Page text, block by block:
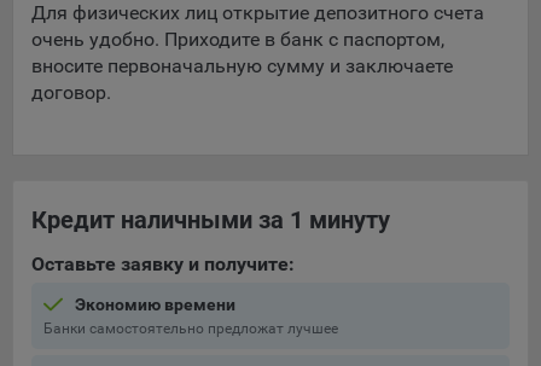
Для физических лиц открытие депозитного счета
очень удобно. Приходите в банк с паспортом,
вносите первоначальную сумму и заключаете
договор.
Кредит наличными за 1 минуту
Оставьте заявку и получите:
Экономию времени
Банки самостоятельно предложат лучшее